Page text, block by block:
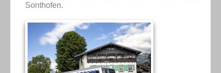
Sonthofen.